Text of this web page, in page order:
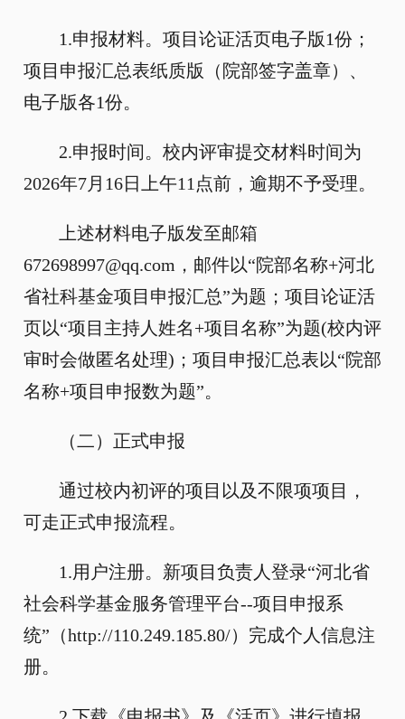
1.申报材料。项目论证活页电子版1份；
项目申报汇总表纸质版（院部签字盖章）、
电子版各1份。
2.申报时间。校内评审提交材料时间为
2026年7月16日上午11点前，逾期不予受理。
上述材料电子版发至邮箱
672698997@qq.com，邮件以“院部名称+河北
省社科基金项目申报汇总”为题；项目论证活
页以“项目主持人姓名+项目名称”为题(校内评
审时会做匿名处理)；项目申报汇总表以“院部
名称+项目申报数为题”。
（二）正式申报
通过校内初评的项目以及不限项项目，
可走正式申报流程。
1.用户注册。新项目负责人登录“河北省
社会科学基金服务管理平台--项目申报系
统”（http://110.249.185.80/）完成个人信息注
册。